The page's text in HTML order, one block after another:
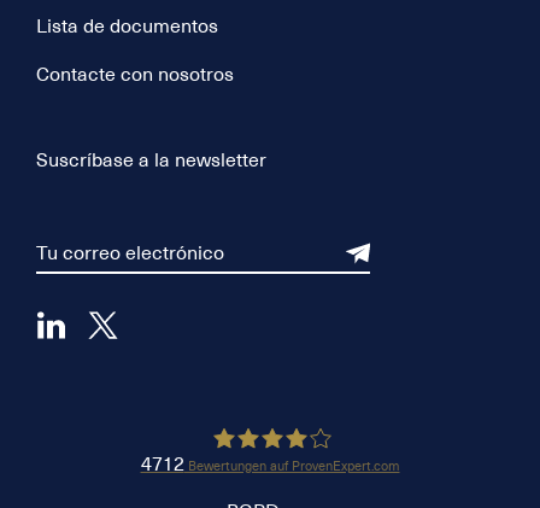
Lista de documentos
Contacte con nosotros
Suscríbase a la newsletter
4712Bewertungen auf ProvenExpert.com